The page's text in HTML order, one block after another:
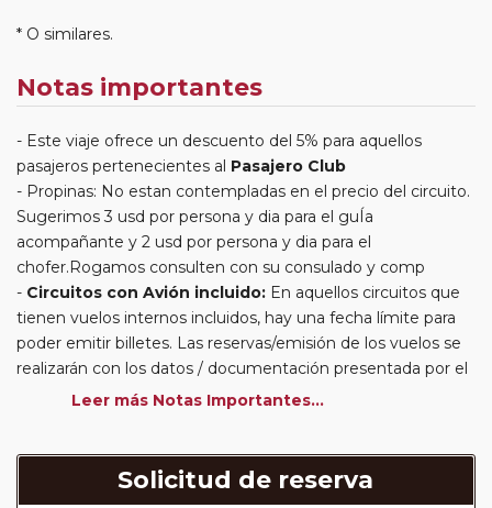
* O similares.
Notas importantes
Este viaje ofrece un descuento del 5% para aquellos
pasajeros pertenecientes al Pasajero Club
Propinas: No estan contempladas en el precio del circuito.
Sugerimos 3 usd por persona y dia para el guÍa
acompañante y 2 usd por persona y dia para el
chofer.Rogamos consulten con su consulado y comp
Circuitos con Avión incluido: En aquellos circuitos que
tienen vuelos internos incluidos, hay una fecha límite para
poder emitir billetes. Las reservas/emisión de los vuelos se
realizarán con los datos / documentación presentada por el
cliente o que conste en su reserva. Una vez realizada la
billete emitido y la necesidad de tener que emitir un nuevo
billete. No nos responsabilizaremos de los gastos
Leer más Notas Importantes...
Solicitud de reserva